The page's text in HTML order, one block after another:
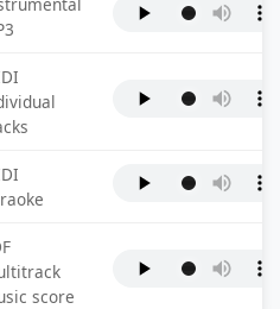
score